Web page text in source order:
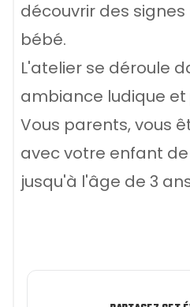
découvrir des
bébé.
L'atelier se déroule
ambiance ludique
Vous parents, vous
avec votre enfant
jusqu'à l'âge de 3